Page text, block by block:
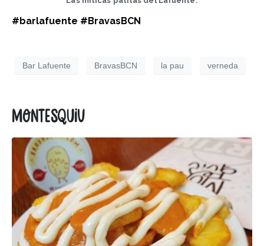
#barlafuente #BravasBCN
Bar Lafuente BravasBCN la pau verneda
Montesquiu